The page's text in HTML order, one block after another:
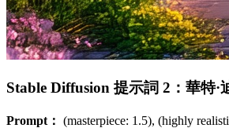
Stable Diffusion 提示詞 2：華特·
Prompt： (masterpiece: 1.5), (highly